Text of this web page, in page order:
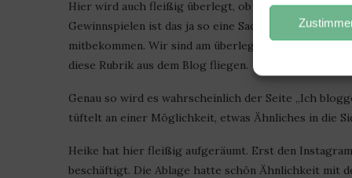
Hier wird auch fleißig überlegt, ob wir die
Gewinnspielen ist das ja so eine Sache. Es macht
mitbekommen. Wir sind am überlegen, was wir uns
diese Rubrik aus dem Blog fliegen.
Genau so wird es wahrscheinlich der Seite „Ich
tüftelt an einer Möglichkeit, etwas Ähnliches in die
Heike hat hier fleißig aufgeräumt. Erst den
beschäftigt. Die Ablage hatte schön Ähnlichkeit mit